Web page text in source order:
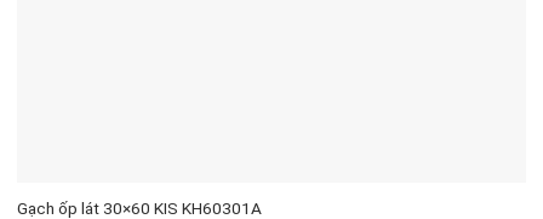
Gạch ốp lát 30×60 KIS KH60301A